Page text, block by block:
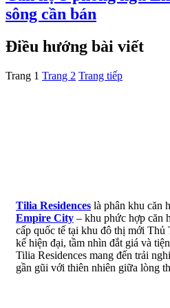
sông cần bán
Điều hướng bài viết
Trang 1 Trang 2 Trang tiếp
Tilia Residences là phân khu căn
Empire City – khu phức hợp căn
cấp quốc tế tại khu đô thị mới
kế hiện đại, tầm nhìn đắt giá và
Tilia Residences mang đến trải
gần gũi với thiên nhiên giữa lòng